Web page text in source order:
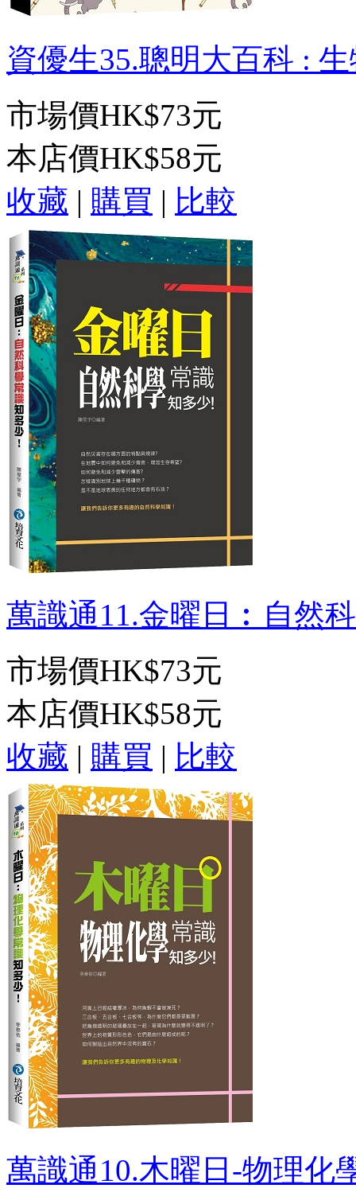
資優生35.聰明大百科 :
市場價HK$73元
本店價HK$58元
收藏 | 購買 | 比較
萬識通11.金曜日︰自然
市場價HK$73元
本店價HK$58元
收藏 | 購買 | 比較
萬識通10.木曜日-物理化